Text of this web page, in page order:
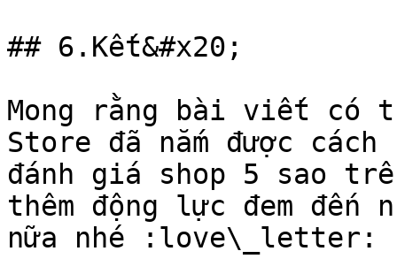
## 6.Kết&#x20;
Mong rằng bài viết có
Store đã nắm được
đánh giá shop 5 sao
thêm động lực đem